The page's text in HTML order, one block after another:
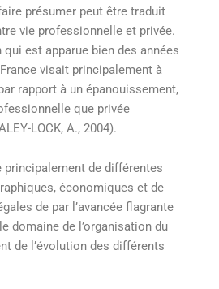
présumer peut être traduit
vie professionnelle et privée.
est apparue bien des années
visait principalement à
rapport à un épanouissement,
que privée
LOCK, A., 2004).
de différentes
économiques et de
de par l’avancée flagrante
domaine de l’organisation du
de l’évolution des différents